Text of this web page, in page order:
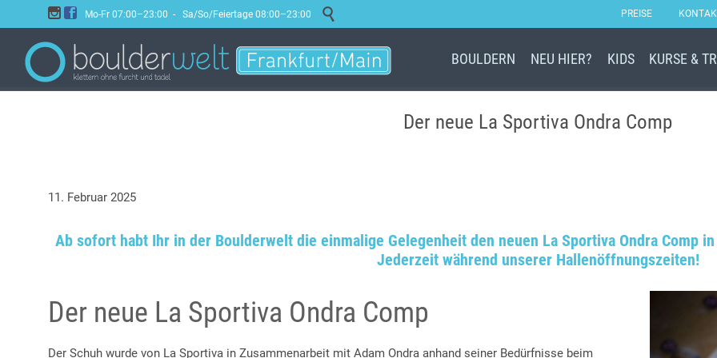
  Mo-Fr 07:00–23:00 - Sa/So/Feiertage 08:00–23:00  PREISE
BOULDERN NEU HIER? KIDS KURSE &
Der neue La Sportiva Ondra Comp
11. Februar 2025
Ab sofort habt Ihr in der Boulderwelt die einmalige Gelegenheit den neuen La Sportiva Ondra Comp
Jederzeit während unserer Hallenöffnungszeiten!
Der neue La Sportiva Ondra Comp
Der Schuh wurde von La Sportiva in Zusammenarbeit mit Adam Ondra anhand seiner Bedürfnisse beim